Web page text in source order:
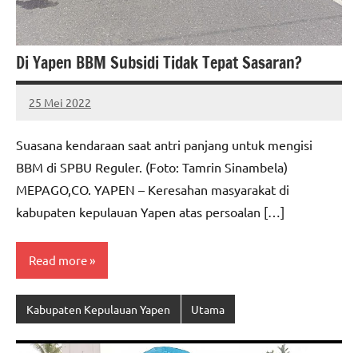
Di Yapen BBM Subsidi Tidak Tepat Sasaran?
25 Mei 2022
MEPAGO
No
Suasana kendaraan saat antri panjang untuk mengisi
BBM di SPBU Reguler. (Foto: Tamrin Sinambela)
MEPAGO,CO. YAPEN – Keresahan masyarakat di
kabupaten kepulauan Yapen atas persoalan […]
Read more
Kabupaten Kepulauan Yapen Utama